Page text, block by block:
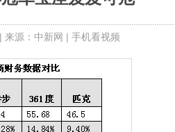
源：中新网 | 手机看视频